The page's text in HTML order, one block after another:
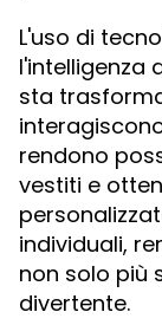
L'uso di
l'intelligenza
sta
rendono
vestiti e
individuali,
non solo più
divertente.